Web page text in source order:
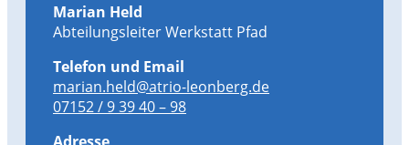
Marian Held
Abteilungsleiter Werkstatt Pfad
Telefon und Email
marian.held@atrio-leonberg.de
07152 / 9 39 40 – 98